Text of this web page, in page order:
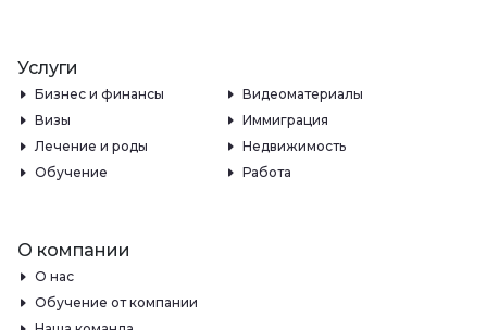
Услуги
Бизнес и финансы
Видеоматериалы
Визы
Иммиграция
Лечение и роды
Недвижимость
Обучение
Работа
О компании
О нас
Обучение от компании